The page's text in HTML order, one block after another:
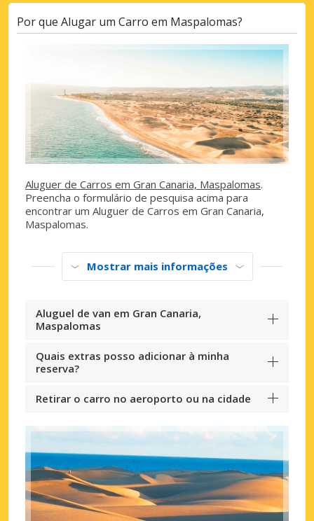
Por que Alugar um Carro em Maspalomas?
Aluguer de Carros em Gran Canaria, Maspalomas.
Preencha o formulário de pesquisa acima para
encontrar um Aluguer de Carros em Gran Canaria,
Maspalomas.
Mostrar mais informações
Aluguel de van em Gran Canaria,
Maspalomas
Quais extras posso adicionar à minha
reserva?
Retirar o carro no aeroporto ou na cidade